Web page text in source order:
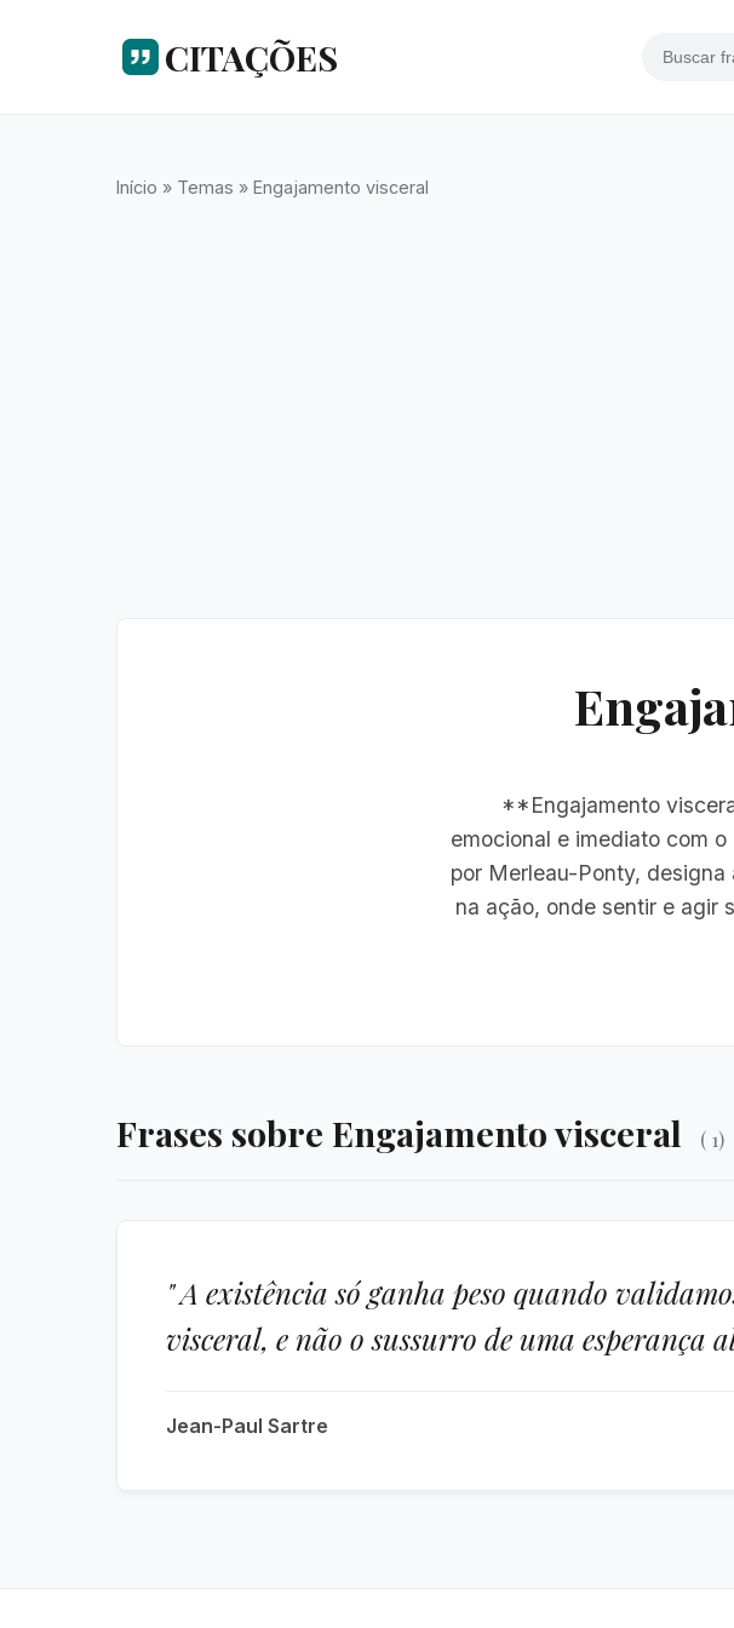
CITAÇÕES
Início » Temas » Engajamento visceral
**Engajamento
emocional e imediato com
por Merleau-Ponty,
na ação, onde sentir e agir
Frases sobre Engajamento visceral ( 1)
" A existência só ganha peso quando
visceral, e não o sussurro de uma esperança
Jean-Paul Sartre